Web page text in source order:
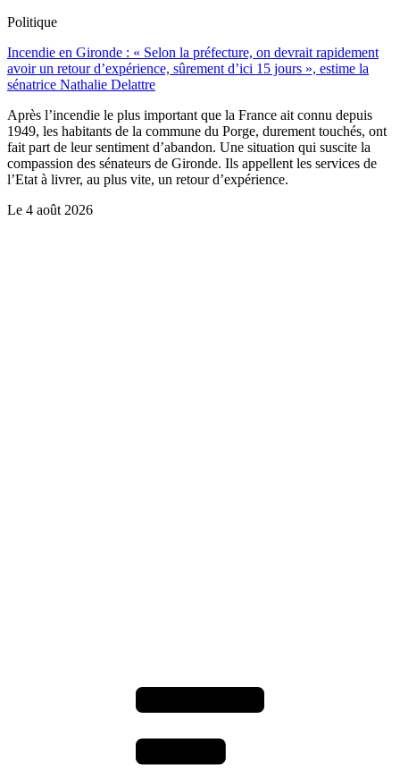
Politique
Incendie en Gironde : « Selon la préfecture, on devrait rapidement
avoir un retour d’expérience, sûrement d’ici 15 jours », estime la
sénatrice Nathalie Delattre
Après l’incendie le plus important que la France ait connu depuis
1949, les habitants de la commune du Porge, durement touchés, ont
fait part de leur sentiment d’abandon. Une situation qui suscite la
compassion des sénateurs de Gironde. Ils appellent les services de
l’Etat à livrer, au plus vite, un retour d’expérience.
Le 4 août 2026